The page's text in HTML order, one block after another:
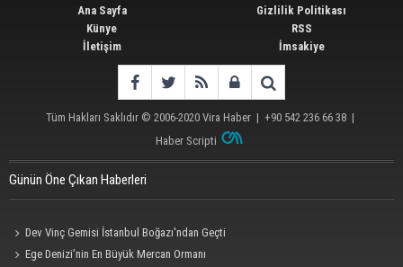
Ana Sayfa
Künye
İletişim
Gizlilik Politikası
RSS
İmsakiye
Tüm Hakları Saklıdır © 2006-2020 Vira Haber | +90 542 236 66 38 |
Haber Scripti
Günün Öne Çıkan Haberleri
Dev Vinç Gemisi İstanbul Boğazı'ndan Geçti
Ege Denizi’nin En Büyük Mercan Ormanı